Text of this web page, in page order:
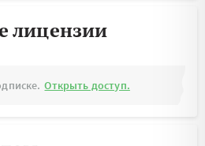
лицензии
Открыть доступ.